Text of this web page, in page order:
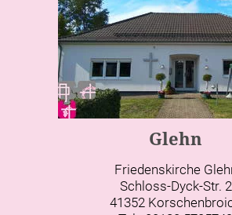
Glehn
Friedenskirche
Schloss-Dyck-Str. 2
41352